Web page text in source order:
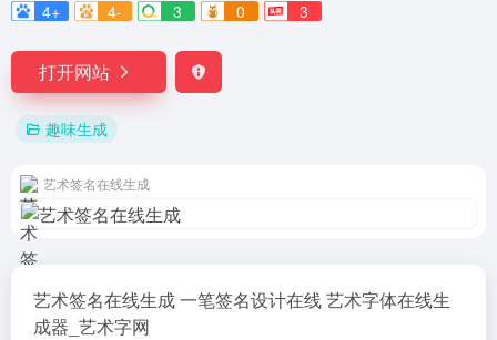
4+
4- 3 0 3
打开网站
趣味生成
艺术签名在线生成
艺术签名在线生成 一笔签名设计在线 艺术字体在线生
成器_艺术字网